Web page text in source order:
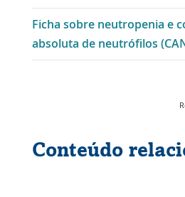
Ficha sobre neutropenia e
absoluta de neutrófilos
Conteúdo